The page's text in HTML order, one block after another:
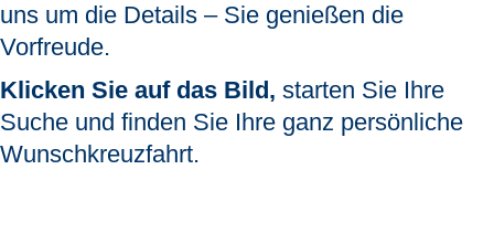
uns um die Details – Sie genießen die
Vorfreude.
Klicken Sie auf das Bild, starten Sie Ihre
Suche und finden Sie Ihre ganz persönliche
Wunschkreuzfahrt.